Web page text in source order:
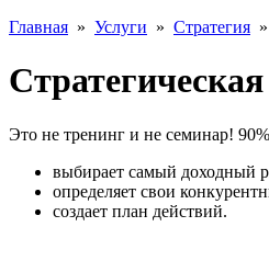
Главная » Услуги » Стратегия »
Это не тренинг и не семинар!
выбирает самый доходный
определяет свои
создает план действий.